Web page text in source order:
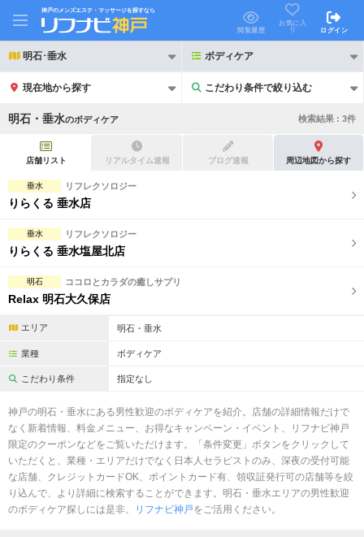
神戸のメンズエステ・マッサージを探すなら
閲覧履歴
お気に入
り
ログイン
明石･垂水 ボディケア
現在地から探す こだわり条件で絞り込む
こだわり条件で絞り込む
21時以降も受付
初回割引あり
団体割引
キャッシュレス決済OK
フットバスあり 岩盤浴あり
専用駐車場あり 有資格者在籍
日本人スタッフのみ 女性スタッフのみ
明石・垂水のボディケア 検索結果 : 3件
店舗リスト リアルタイム速報 ブログ速報 周辺地図から探す
垂水 リフレクソロジー
りらくる 垂水店
垂水 リフレクソロジー
りらくる 垂水塩屋北店
明石 ココロとカラダの癒しサプリ
Relax 明石大久保店
エリア 明石・垂水
業種 ボディケア
こだわり条件 指定なし
神戸の明石・垂水にある男性歓迎のボディケアを紹介。店舗の詳細情報だけで
なく新着情報、料金メニュー、お得なキャンペーン・イベント、リフナビ神戸
限定のクーポンなどをご覧いただけます。「条件変更」ボタンをクリックして
いただくと、業種・エリアだけでなく日本人セラピストのみ、深夜の受付可能
な店舗、クレジットカードOK、ポイントカード有、領収証発行可の店舗等を絞
り込んで、より詳細に検索することができます。明石・垂水エリアの男性歓迎
のボディケア探しには是非、
リフナビ神戸をご活用ください。